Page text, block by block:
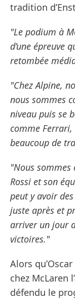
tradition
"Le podium à
d’une épreuve
retombée
"Chez Alpine,
nous sommes
niveau puis se
comme Ferrari,
beaucoup de
"Nous
Rossi et son
peut y avoir
juste après et
arriver un jour
victoires."
Alors
chez McLaren
défendu le